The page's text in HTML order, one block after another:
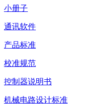
小册子
通讯软件
产品标准
校准规范
控制器说明书
机械电路设计标准